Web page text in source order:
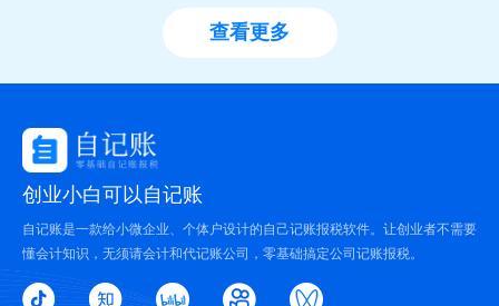
查看更多
创业小白可以自记账
自记账是一款给小微企业、个体户设计的自己记账报税软件。让创业者不需要
懂会计知识，无须请会计和代记账公司，零基础搞定公司记账报税。